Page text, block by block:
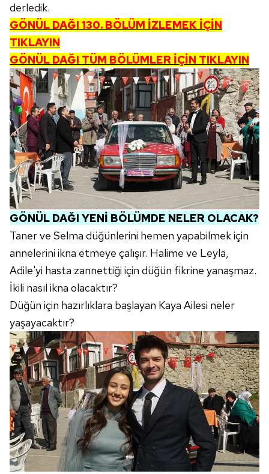
derledik.
GÖNÜL DAĞI 130. BÖLÜM İZLEMEK İÇİN
TIKLAYIN
GÖNÜL DAĞI TÜM BÖLÜMLER İÇİN TIKLAYIN
GÖNÜL DAĞI YENİ BÖLÜMDE NELER OLACAK?
Taner ve Selma düğünlerini hemen yapabilmek için
annelerini ikna etmeye çalışır. Halime ve Leyla,
Adile'yi hasta zannettiği için düğün fikrine yanaşmaz.
İkili nasıl ikna olacaktır?
Düğün için hazırlıklara başlayan Kaya Ailesi neler
yaşayacaktır?